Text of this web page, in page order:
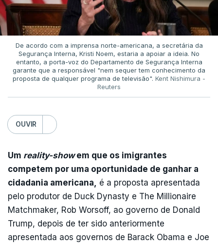
De acordo com a imprensa norte-americana, a secretária da
Segurança Interna, Kristi Noem, estaria a apoiar a ideia. No
entanto, a porta-voz do Departamento de Segurança Interna
garante que a responsável "nem sequer tem conhecimento da
proposta de qualquer programa de televisão". Kent Nishimura -
Reuters
OUVIR
Um reality-showem que os imigrantes
competem por uma oportunidade de ganhar a
cidadania americana,
é a proposta apresentada
pelo produtor de Duck Dynasty e The Millionaire
Matchmaker, Rob Worsoff, ao governo de Donald
Trump, depois de ter sido anteriormente
apresentada aos governos de Barack Obama e Joe